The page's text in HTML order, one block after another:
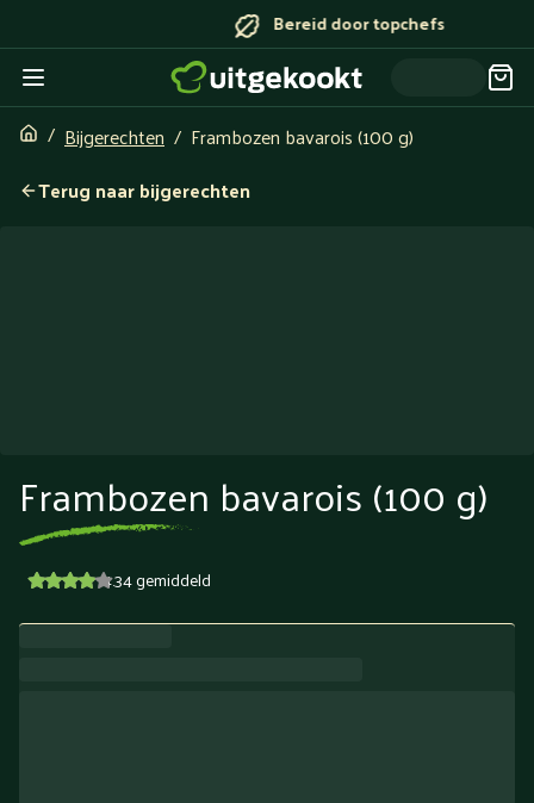
Bereid door topchefs
Bijgerechten
Frambozen bavarois (100 g)
Terug naar bijgerechten
Frambozen bavarois (100 g)
4.34gemiddeld